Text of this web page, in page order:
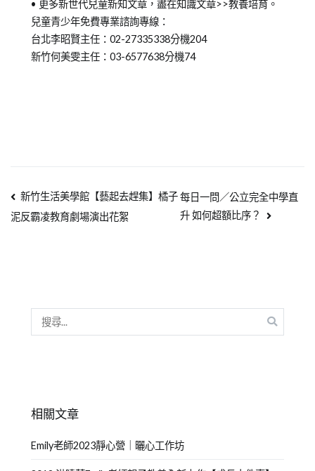
• 更多新世代兒童新知文章，盡在知識文章>>教養培育。
兒童青少年免費專業諮詢專線：
台北李昭賢主任：02-27335338分機204
新竹何美雯主任：03-6577638分機74
新竹生活美學館【藝起去趕集】橘子
泥反霸凌教育劇場演出花絮
每日一問／公立完全中學直
升 如何超額比序？
相關文章
Emily老師2023靜心營｜曬心工作坊